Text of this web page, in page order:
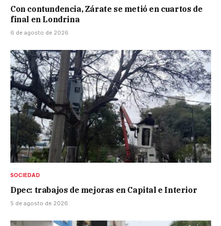
Con contundencia, Zárate se metió en cuartos de
final en Londrina
6 de agosto de 2026
SOCIEDAD
Dpec: trabajos de mejoras en Capital e Interior
5 de agosto de 2026